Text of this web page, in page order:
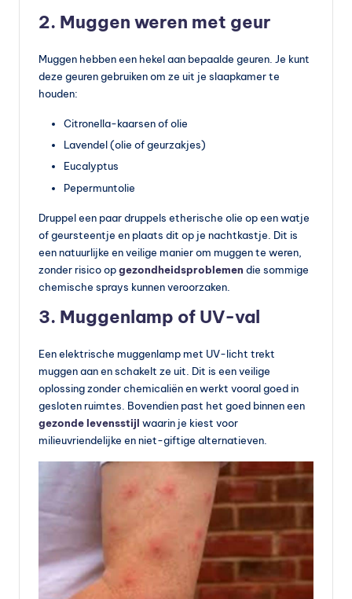
2. Muggen weren met geur
Muggen hebben een hekel aan bepaalde geuren. Je kunt
deze geuren gebruiken om ze uit je slaapkamer te
houden:
Citronella-kaarsen of olie
Lavendel (olie of geurzakjes)
Eucalyptus
Pepermuntolie
Druppel een paar druppels etherische olie op een watje
of geursteentje en plaats dit op je nachtkastje. Dit is
een natuurlijke en veilige manier om muggen te weren,
zonder risico opgezondheidsproblemen die sommige
chemische sprays kunnen veroorzaken.
3. Muggenlamp of UV-val
Een elektrische muggenlamp met UV-licht trekt
muggen aan en schakelt ze uit. Dit is een veilige
oplossing zonder chemicaliën en werkt vooral goed in
gesloten ruimtes. Bovendien past het goed binnen een
gezonde levensstijl waarin je kiest voor
milieuvriendelijke en niet-giftige alternatieven.